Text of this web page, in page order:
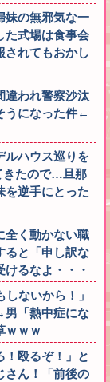
妹の無邪気な一
た式場は食事会
れてもおかし
違われ警察沙汰
うになった件←
ルハウス巡りを
きたので…旦那
逆手にとった
全く動かない職
ると「申し訳な
るなよ・・・
ないから！」
「熱中症にな
ｗｗｗ
！殴るぞ！」と
さん！「前後の